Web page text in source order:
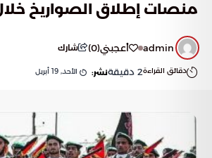
منصات إطلاق الصواريخ
admin أعجبني(
0
) شارك
دقائق القراءة2 دقيقةنشر: الأحد, 19 أبريل